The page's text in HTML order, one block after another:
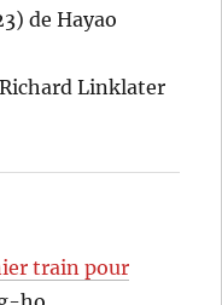
de Hayao
Linklater
train pour